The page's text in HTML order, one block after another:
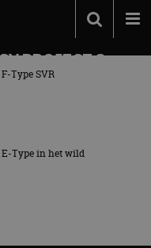
PROJECT 8
Type SVR
E-Type in het wild